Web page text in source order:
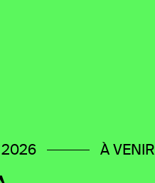
2026 À VENIR